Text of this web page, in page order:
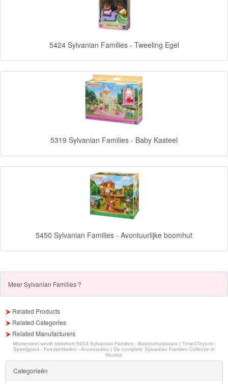
Spiderman
Batman
Diego
Hello
Kitty
Blaze
Looney
tunes
Minions
5424 Sylvanian Families - Tweeling Egel
5319 Sylvanian Families - Baby Kasteel
5450 Sylvanian Families - Avontuurlijke boomhut
MeerSylvanian Families ?
Related Products
Related Categories
Related Manufacturers
Momenteel wordt bekeken:5453 Sylvanian Families - Babyschuilplaats | Time4Toys.nl -
Speelgoed - Feestartikelen - Accessoires | De complete Sylvanian Families Collectie in
Houten
Categorieën